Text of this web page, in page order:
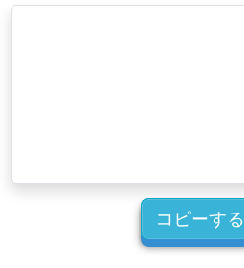
コピーする